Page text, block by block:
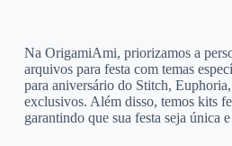
Na OrigamiAmi, priorizamos a
arquivos para festa com temas
para aniversário do Stitch,
exclusivos. Além disso, temos kits
garantindo que sua festa seja única